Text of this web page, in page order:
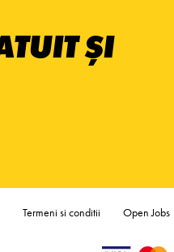
ȘI
Termeni si conditii Open Jobs